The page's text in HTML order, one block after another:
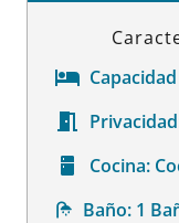
Cocina:
Baño: 1